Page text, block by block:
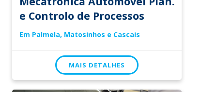
e Controlo de Processos
Em Palmela, Matosinhos e Cascais
MAIS DETALHES